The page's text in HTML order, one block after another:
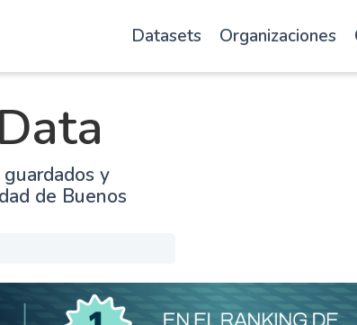
Datasets Organizaciones
y
de Buenos